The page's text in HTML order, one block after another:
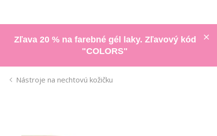
Zľava 20 % na farebné gél laky. Zľavový kód
"COLORS"
Nástroje na nechtovú kožičku